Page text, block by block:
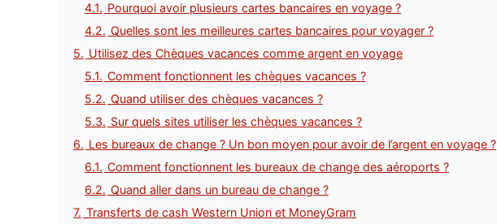
4.1. Pourquoi avoir plusieurs cartes bancaires en voyage ?
4.2. Quelles sont les meilleures cartes bancaires pour voyager ?
5. Utilisez des Chèques vacances comme argent en voyage
5.1. Comment fonctionnent les chèques vacances ?
5.2. Quand utiliser des chèques vacances ?
5.3. Sur quels sites utiliser les chèques vacances ?
6. Les bureaux de change ? Un bon moyen pour avoir de l’argent en voyage ?
6.1. Comment fonctionnent les bureaux de change des aéroports ?
6.2. Quand aller dans un bureau de change ?
7. Transferts de cash Western Union et MoneyGram